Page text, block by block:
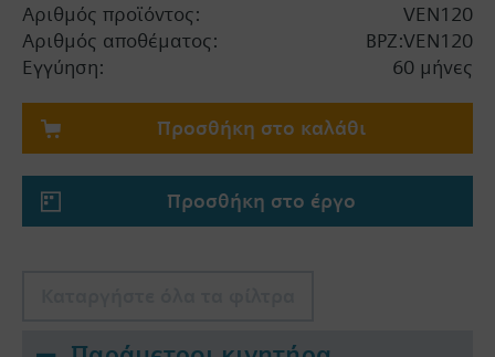
Αριθμός προϊόντος:
VEN120
Αριθμός αποθέματος:
BPZ:VEN120
Εγγύηση:
60 μήνες
Προσθήκη στο καλάθι
Προσθήκη στο έργο